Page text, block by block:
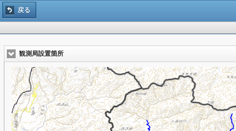
戻る
観測局設置箇所